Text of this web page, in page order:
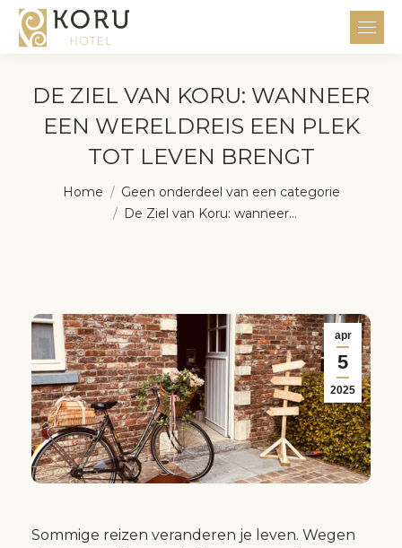
DE ZIEL VAN KORU: WANNEER
EEN WERELDREIS EEN PLEK
TOT LEVEN BRENGT
Je bent hier:
Home
Geen onderdeel van een categorie
De Ziel van Koru: wanneer…
apr
5
2025
Sommige reizen veranderen je leven. Wegen